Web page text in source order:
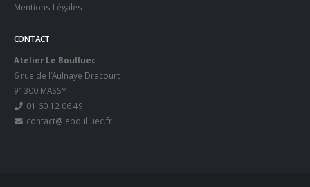
Mentions Légales
CONTACT
Atelier Le Boulluec
6 rue de l’Aulnaye Dracourt
91300 MASSY
01 60 12 06 49
contact@leboulluec.fr